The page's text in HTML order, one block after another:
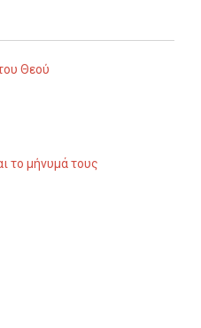
Θεού
το μήνυμά τους